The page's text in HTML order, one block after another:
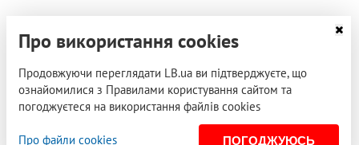
Про використання cookies
Продовжуючи переглядати LB.ua ви підтверджуєте, що
ознайомилися з Правилами користування сайтом та
погоджуєтеся на використання файлів cookies
Про файли cookies ПОГОДЖУЮСЬ